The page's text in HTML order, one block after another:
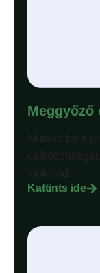
Mutasd be a
funkciód.
Kattints ide